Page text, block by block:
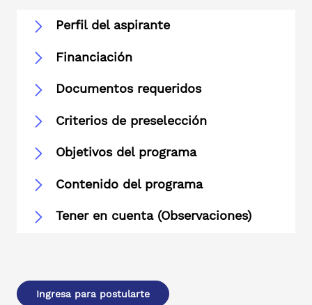
Perfil del aspirante
Financiación
Documentos requeridos
Criterios de preselección
Objetivos del programa
Contenido del programa
Tener en cuenta (Observaciones)
Ingresa para postularte